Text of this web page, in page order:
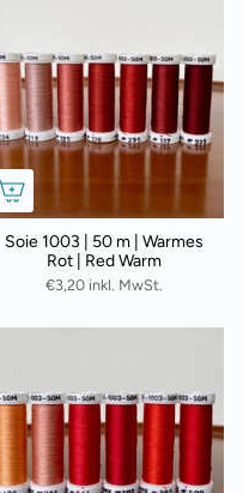
Soie 1003 | 50 m | Warmes
Rot | Red Warm
€3,20 inkl. MwSt.